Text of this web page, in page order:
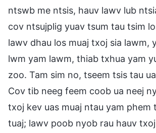
ntswb me ntsis, hauv lawv lub
cov ntsujplig yuav tsum tau tsim
lawv dhau los muaj txoj sia lawm,
lwm yam lawm, thiab txhua yam
zoo. Tam sim no, tseem tsis tau
Cov tib neeg feem coob ua neej
txoj kev uas muaj ntau yam phem
tuaj; lawv poob nyob rau hauv